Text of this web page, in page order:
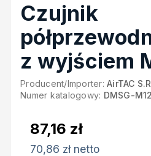
Czujnik
z wyjściem
Producent/Importer: AirTAC
Numer katalogowy: DMSG-
87,16 zł
70,86 zł netto